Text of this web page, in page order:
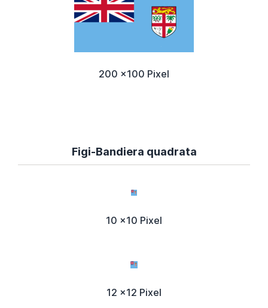
200 x100 Pixel
Figi-Bandiera quadrata
10 x10 Pixel
12 x12 Pixel